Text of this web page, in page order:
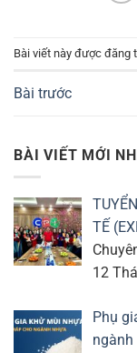
Bài viết này được đăng
Bài trước
BÀI VIẾT MỚI
TẾ
12
Phụ